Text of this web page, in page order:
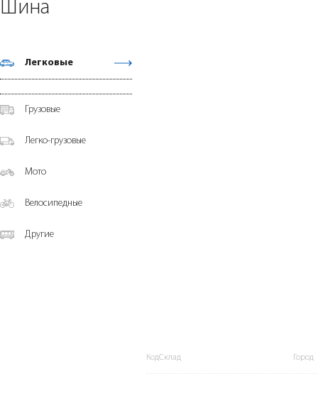
Шина
Легковые
Грузовые
Легко-грузовые
Мото
Велосипедные
Другие
КодСклад Город